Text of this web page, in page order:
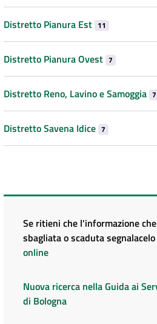
Distretto Pianura Est 11
Distretto Pianura Ovest 7
Distretto Reno, Lavino e Samoggia 7
Distretto Savena Idice 7
Se ritieni che l'informazione
sbagliata o scaduta segnalacelo
online
Nuova ricerca nella Guida ai
di Bologna